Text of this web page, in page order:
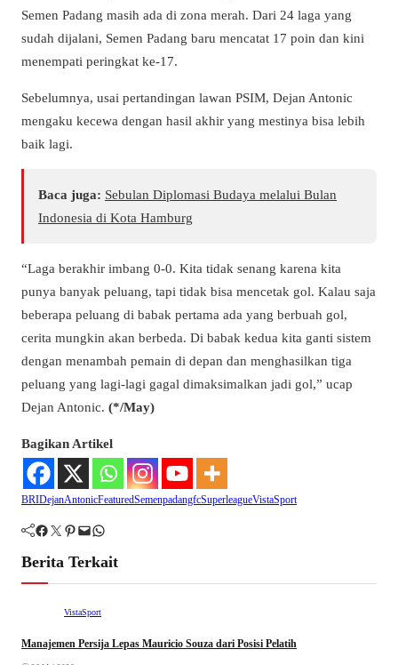
Semen Padang masih ada di zona merah. Dari 24 laga yang
sudah dijalani, Semen Padang baru mencatat 17 poin dan kini
menempati peringkat ke-17.
Sebelumnya, usai pertandingan lawan PSIM, Dejan Antonic
mengaku kecewa dengan hasil akhir yang mestinya bisa lebih
baik lagi.
Baca juga: Sebulan Diplomasi Budaya melalui Bulan
Indonesia di Kota Hamburg
“Laga berakhir imbang 0-0. Kita tidak senang karena kita
punya banyak peluang, tapi tidak bisa mencetak gol. Kalau saja
beberapa peluang di babak pertama ada yang berbuah gol,
cerita mungkin akan berbeda. Di babak kedua kita ganti sistem
dengan menambah pemain di depan dan menghasilkan tiga
peluang yang lagi-lagi gagal dimaksimalkan jadi gol,” ucap
Dejan Antonic. (*/May)
Bagikan Artikel
BRIDejanAntonicFeaturedSemenpadangfcSuperleagueVistaSport
Facebook Twitter Pinterest Mail WhatsApp
Berita Terkait
VistaSport
Manajemen Persija Lepas Mauricio Souza dari Posisi Pelatih